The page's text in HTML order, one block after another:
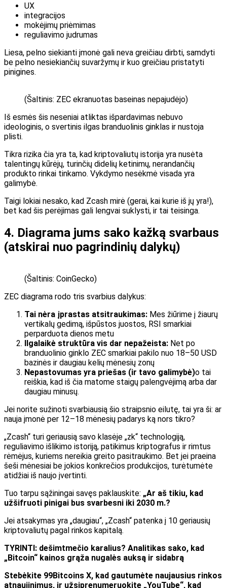
UX
integracijos
mokėjimų priėmimas
reguliavimo judrumas
Liesa, pelno siekianti įmonė gali neva greičiau dirbti, samdyti
be pelno nesiekiančių suvaržymų ir kuo greičiau pristatyti
pinigines.
(Šaltinis: ZEC ekranuotas baseinas nepajudėjo)
Iš esmės šis neseniai atliktas išpardavimas nebuvo
ideologinis, o svertinis ilgas branduolinis ginklas ir nustoja
plisti.
Tikra rizika čia yra ta, kad kriptovaliutų istorija yra nusėta
talentingų kūrėjų, turinčių didelių ketinimų, nerandančių
produkto rinkai tinkamo. Vykdymo nesėkmė visada yra
galimybė.
Taigi lokiai nesako, kad Zcash mirė (gerai, kai kurie iš jų yra!),
bet kad šis perėjimas gali lengvai suklysti, ir tai teisinga.
4. Diagrama jums sako kažką svarbaus
(atskirai nuo pagrindinių dalykų)
(Šaltinis: CoinGecko)
ZEC diagrama rodo tris svarbius dalykus:
Tai nėra įprastas atsitraukimas: Mes žiūrime į žiaurų
vertikalų gedimą, išpūstos juostos, RSI smarkiai
perparduota dienos metu
Ilgalaikė struktūra vis dar nepažeista: Net po
branduolinio ginklo ZEC smarkiai pakilo nuo 18–50 USD
bazinės ir daugiau kelių mėnesių zonų
Nepastovumas yra priešas (ir tavo galimybė)o tai
reiškia, kad iš čia matome staigų palengvėjimą arba dar
daugiau minusų.
Jei norite sužinoti svarbiausią šio straipsnio eilutę, tai yra ši: ar
nauja įmonė per 12–18 mėnesių padarys ką nors tikro?
„Zcash“ turi geriausią savo klasėje „zk“ technologiją,
reguliavimo išlikimo istoriją, patikimus kriptografus ir rimtus
rėmėjus, kuriems nereikia greito pasitraukimo. Bet jei praeina
šeši mėnesiai be jokios konkrečios produkcijos, turėtumėte
atidžiai iš naujo įvertinti.
Tuo tarpu sąžiningai savęs paklauskite: „Ar aš tikiu, kad
užšifruoti pinigai bus svarbesni iki 2030 m.?
Jei atsakymas yra „daugiau“, „Zcash“ patenka į 10 geriausių
kriptovaliutų pagal rinkos kapitalą.
TYRINTI: dešimtmečio karalius? Analitikas sako, kad
„Bitcoin“ kainos grąža nugalės auksą ir sidabrą
Stebėkite 99Bitcoins X, kad gautumėte naujausius rinkos
atnaujinimus, ir užsiprenumeruokite „YouTube“, kad